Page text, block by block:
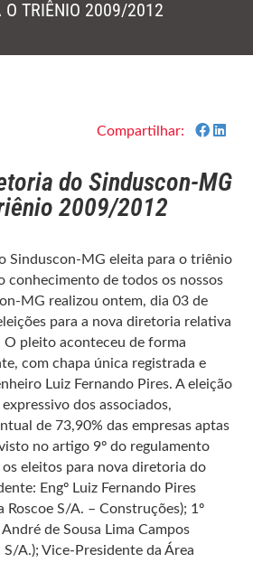
O TRIÊNIO 2009/2012
Compartilhar:
do Sinduscon-MG
2009/2012
Sinduscon-MG eleita para o triênio
conhecimento de todos os nossos
MG realizou ontem, dia 03 de
para a nova diretoria relativa
pleito aconteceu de forma
com chapa única registrada e
Luiz Fernando Pires. A eleição
dos associados,
de 73,90% das empresas aptas
no artigo 9º do regulamento
eleitos para nova diretoria do
Engº Luiz Fernando Pires
Roscoe S/A. – Construções); 1º
de Sousa Lima Campos
S/A.); Vice-Presidente da Área